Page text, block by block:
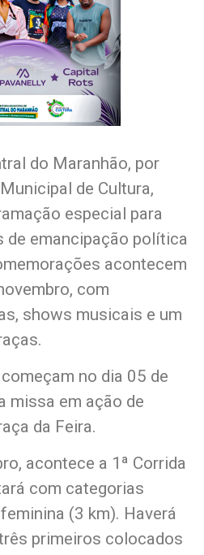
do Maranhão, por
de Cultura,
especial para
de emancipação política
acontecem
com
shows musicais e um
no dia 05 de
missa em ação de
da Feira.
acontece a 1ª Corrida
com categorias
(3 km). Haverá
primeiros colocados